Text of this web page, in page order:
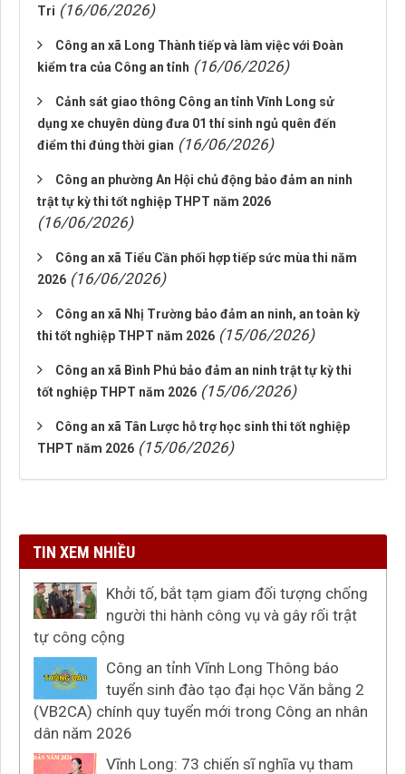
Tri (16/06/2026)
Công an xã Long Thành tiếp và làm việc với Đoàn
kiểm tra của Công an tỉnh (16/06/2026)
Cảnh sát giao thông Công an tỉnh Vĩnh Long sử
dụng xe chuyên dùng đưa 01 thí sinh ngủ quên đến
điểm thi đúng thời gian (16/06/2026)
Công an phường An Hội chủ động bảo đảm an ninh
trật tự kỳ thi tốt nghiệp THPT năm 2026
(16/06/2026)
Công an xã Tiểu Cần phối hợp tiếp sức mùa thi năm
2026 (16/06/2026)
Công an xã Nhị Trường bảo đảm an ninh, an toàn kỳ
thi tốt nghiệp THPT năm 2026 (15/06/2026)
Công an xã Bình Phú bảo đảm an ninh trật tự kỳ thi
tốt nghiệp THPT năm 2026 (15/06/2026)
Công an xã Tân Lược hỗ trợ học sinh thi tốt nghiệp
THPT năm 2026 (15/06/2026)
TIN XEM NHIỀU
Khởi tố, bắt tạm giam đối tượng chống
người thi hành công vụ và gây rối trật
tự công cộng
Công an tỉnh Vĩnh Long Thông báo
tuyển sinh đào tạo đại học Văn bằng 2
(VB2CA) chính quy tuyển mới trong Công an nhân
dân năm 2026
Vĩnh Long: 73 chiến sĩ nghĩa vụ tham